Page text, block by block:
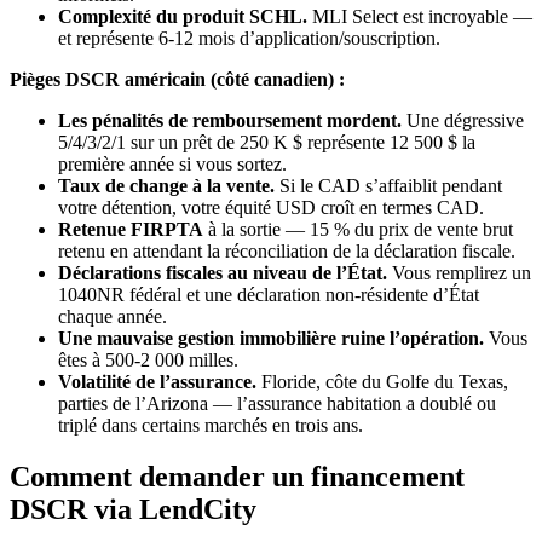
Complexité du produit SCHL. MLI Select est incroyable —
et représente 6-12 mois d’application/souscription.
Pièges DSCR américain (côté canadien) :
Les pénalités de remboursement mordent. Une dégressive
5/4/3/2/1 sur un prêt de 250 K $ représente 12 500 $ la
première année si vous sortez.
Taux de change à la vente. Si le CAD s’affaiblit pendant
votre détention, votre équité USD croît en termes CAD.
Retenue FIRPTA à la sortie — 15 % du prix de vente brut
retenu en attendant la réconciliation de la déclaration fiscale.
Déclarations fiscales au niveau de l’État. Vous remplirez un
1040NR fédéral et une déclaration non-résidente d’État
chaque année.
Une mauvaise gestion immobilière ruine l’opération. Vous
êtes à 500-2 000 milles.
Volatilité de l’assurance. Floride, côte du Golfe du Texas,
parties de l’Arizona — l’assurance habitation a doublé ou
triplé dans certains marchés en trois ans.
Comment demander un financement
DSCR via LendCity